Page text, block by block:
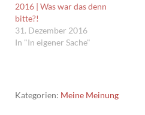
2016 | Was war das denn
bitte?!
31. Dezember 2016
In "In eigener Sache"
Kategorien: Meine Meinung